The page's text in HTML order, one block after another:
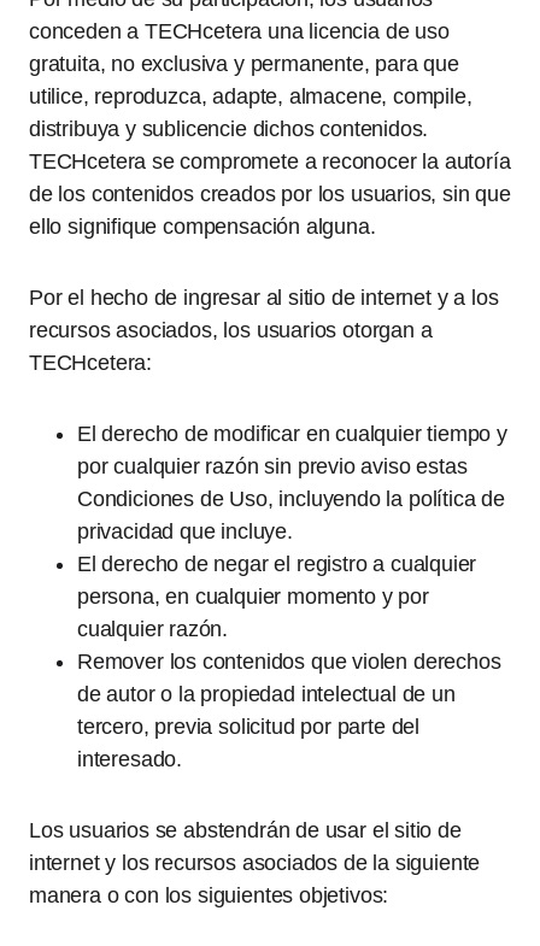
conceden a TECHcetera una licencia de uso
gratuita, no exclusiva y permanente, para que
utilice, reproduzca, adapte, almacene, compile,
distribuya y sublicencie dichos contenidos.
TECHcetera se compromete a reconocer la autoría
de los contenidos creados por los usuarios, sin que
ello signifique compensación alguna.
Por el hecho de ingresar al sitio de internet y a los
recursos asociados, los usuarios otorgan a
TECHcetera:
El derecho de modificar en cualquier tiempo y
por cualquier razón sin previo aviso estas
Condiciones de Uso, incluyendo la política de
privacidad que incluye.
El derecho de negar el registro a cualquier
persona, en cualquier momento y por
cualquier razón.
Remover los contenidos que violen derechos
de autor o la propiedad intelectual de un
tercero, previa solicitud por parte del
interesado.
Los usuarios se abstendrán de usar el sitio de
internet y los recursos asociados de la siguiente
manera o con los siguientes objetivos: